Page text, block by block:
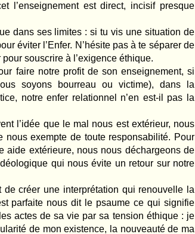
l’enseignement est direct, incisif presque
dans ses limites : si tu vis une situation de
éviter l’Enfer. N’hésite pas à te séparer de
souscrire à l’exigence éthique.
faire notre profit de son enseignement, si
soyons bourreau ou victime), dans la
notre enfer relationnel n’en est-il pas la
l’idée que le mal nous est extérieur, nous
nous exempte de toute responsabilité. Pour
aide extérieure, nous nous déchargeons de
qui nous évite un retour sur notre
créer une interprétation qui renouvelle la
parfaite nous dit le psaume ce qui signifie
actes de sa vie par sa tension éthique : je
de mon existence, la nouveauté de ma